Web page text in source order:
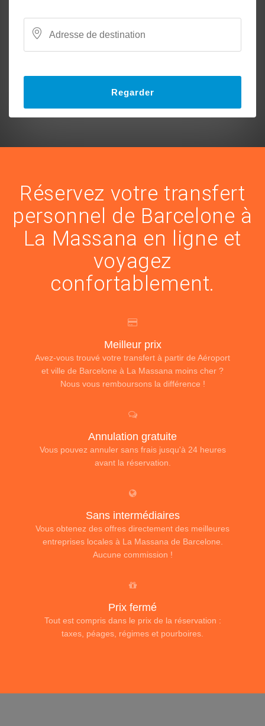
Regarder
Réservez votre transfert
personnel de Barcelone à
La Massana en ligne et
voyagez
confortablement.
Meilleur prix
Avez-vous trouvé votre transfert à partir de Aéroport
et ville de Barcelone à La Massana moins cher ?
Nous vous remboursons la différence !
Annulation gratuite
Vous pouvez annuler sans frais jusqu'à 24 heures
avant la réservation.
Sans intermédiaires
Vous obtenez des offres directement des meilleures
entreprises locales à La Massana de Barcelone.
Aucune commission !
Prix fermé
Tout est compris dans le prix de la réservation :
taxes, péages, régimes et pourboires.